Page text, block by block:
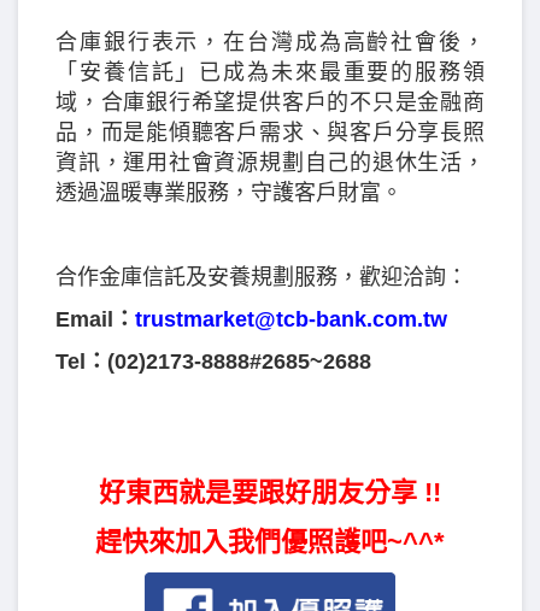
合庫銀行表示，在台灣成為高齡社會後，
「安養信託」已成為未來最重要的服務領
域，合庫銀行希望提供客戶的不只是金融商
品，而是能傾聽客戶需求、與客戶分享長照
資訊，運用社會資源規劃自己的退休生活，
透過溫暖專業服務，守護客戶財富。
合作金庫信託及安養規劃服務，歡迎洽詢：
Email： trustmarket@tcb-bank.com.tw
Tel：(02)2173-8888#2685~2688
好東西就是要跟好朋友分享 !!
趕快來加入我們優照護吧~^^*